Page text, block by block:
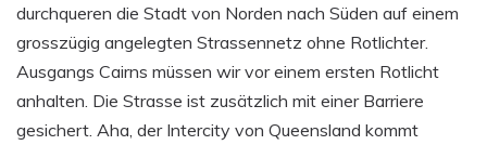
durchqueren die Stadt von Norden nach Süden auf einem
grosszügig angelegten Strassennetz ohne Rotlichter.
Ausgangs Cairns müssen wir vor einem ersten Rotlicht
anhalten. Die Strasse ist zusätzlich mit einer Barriere
gesichert. Aha, der Intercity von Queensland kommt